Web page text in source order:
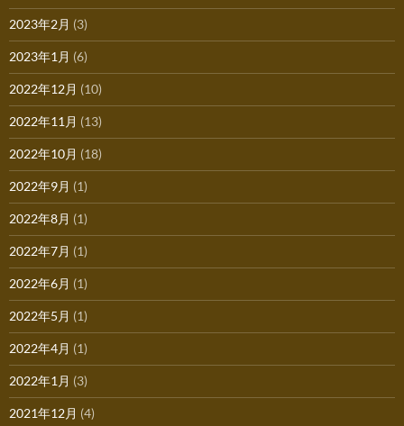
2023年2月 (3)
2023年1月 (6)
2022年12月 (10)
2022年11月 (13)
2022年10月 (18)
2022年9月 (1)
2022年8月 (1)
2022年7月 (1)
2022年6月 (1)
2022年5月 (1)
2022年4月 (1)
2022年1月 (3)
2021年12月 (4)